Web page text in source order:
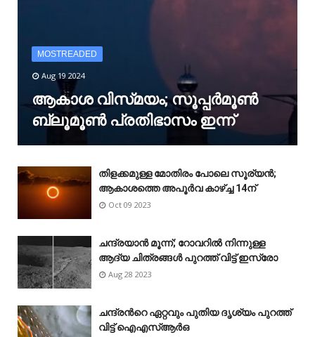
MOSTREADED
Aug 19 2024
ആകാശ വിസ്‌മയം; സൂപ്പർമൂൺ
ബ്ലൂമൂൺ പ്രതിഭാസം ഇന്ന്
തിളക്കമുള്ള മോതിരം പോലെ സൂര്യൻ;
ആകാശത്തെ അപൂർവ കാഴ്‌ച്ച 14ന്
Oct 09 2023
ചന്ദ്രയാൻ മൂന്ന്; റോവറിൽ നിന്നുള്ള
ആദ്യ ചിത്രങ്ങൾ പുറത്ത് വിട്ട് ഇസ്രോ
Aug 28 2023
ചന്ദ്രന്‍റെ ഏറ്റവും പുതിയ ദൃശ്യം പുറത്ത്
വിട്ട് ഐഎസ്ആർഒ